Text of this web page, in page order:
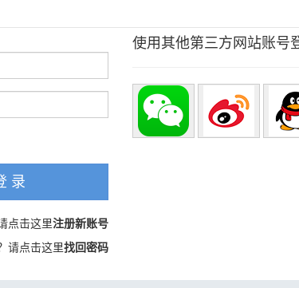
录
点击这里注册新账号
请点击这里找回密码
使用其他第三方网站账号